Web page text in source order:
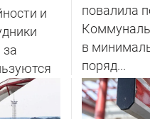
и
повалила
в
поряд...